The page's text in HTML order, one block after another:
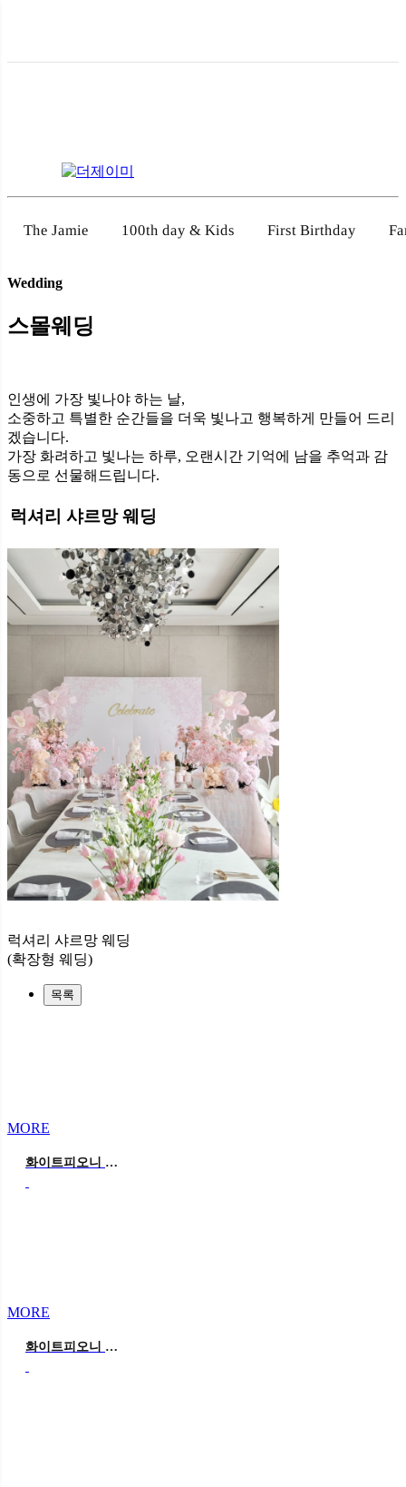
The Jamie 100th day & Kids First Birthday
Wedding
스몰웨딩
인생에 가장 빛나야 하는 날,
소중하고 특별한 순간들을 더욱 빛나고 행복하게 만들어 드리
겠습니다.
가장 화려하고 빛나는 하루, 오랜시간 기억에 남을 추억과 감
동으로 선물해드립니다.
럭셔리 샤르망 웨딩
럭셔리 샤르망 웨딩
(확장형 웨딩)
목록
MORE
화이트피오니 웨딩(레터링추가)
MORE
화이트피오니 웨딩